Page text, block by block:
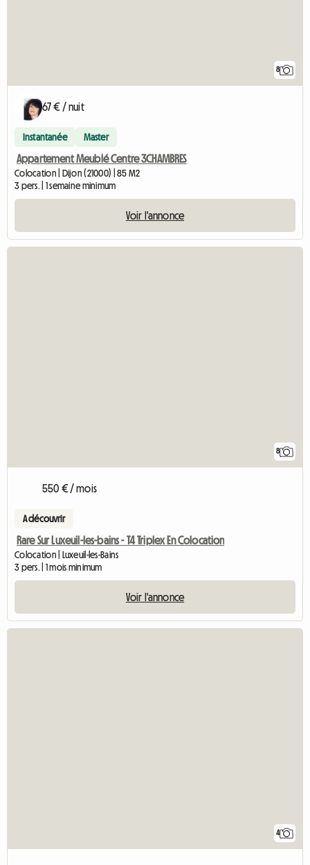
8
67 € / nuit
Instantanée Master
Appartement Meublé Centre 3CHAMBRES
Colocation | Dijon (21000) | 85 M2
3 pers. | 1 semaine minimum
Voir l'annonce
8
550 € / mois
A découvrir
Rare Sur Luxeuil-les-bains - T4 Triplex En Colocation
Colocation | Luxeuil-les-Bains
3 pers. | 1 mois minimum
Voir l'annonce
4